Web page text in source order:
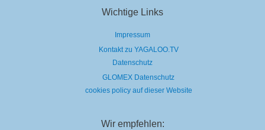
Wichtige Links
Impressum
Kontakt zu YAGALOO.TV
Datenschutz
GLOMEX Datenschutz
cookies policy auf dieser Website
Wir empfehlen: